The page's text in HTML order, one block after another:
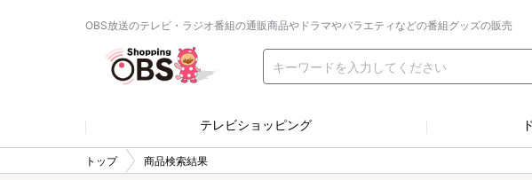
OBS放送のテレビ・ラジオ番組の通販商品やドラマやバラエティなどの番組グッズの販売
テレビショッピング
トップ 商品検索結果